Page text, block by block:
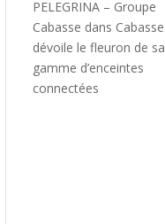
PELEGRINA – Groupe
Cabasse dans Cabasse
dévoile le fleuron de sa
gamme d’enceintes
connectées